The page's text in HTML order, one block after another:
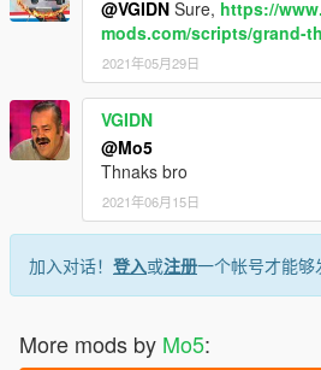
@VGIDN Sure, https://
mods.com/scripts/grand-
2021年05月29日
VGIDN
@Mo5
Thnaks bro
2021年06月15日
加入对话！ 登入或注册一个帐号才能够
More mods by Mo5: